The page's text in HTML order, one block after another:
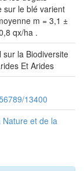
sur le blé varient
m = 3,1 ±
qx/ha .
la Biodiversite
Et Arides
13400
Nature et de la